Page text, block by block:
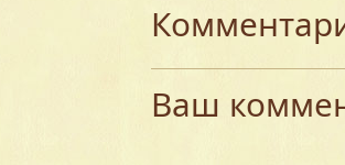
Ваш